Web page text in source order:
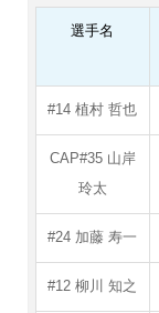
選手名
#14 植村 哲也
CAP#35 山岸
玲太
#24 加藤 寿一
#12 柳川 知之